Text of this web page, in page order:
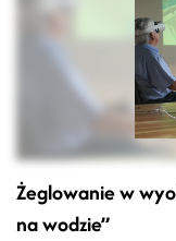
Żeglowanie w
na wodzie”